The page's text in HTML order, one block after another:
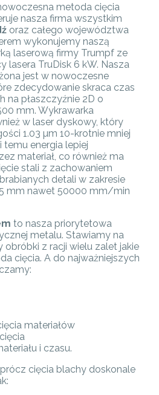
metoda cięcia
nasza firma wszystkim
oraz całego województwa
wykonujemy naszą
laserową firmy Trumpf ze
lasera TruDisk 6 kW. Nasza
jest w nowoczesne
zdecydowanie skraca czas
na płaszczyźnie 2D o
mm. Wykrawarka
w laser dyskowy, który
1.03 µm 10-krotnie mniej
temu energia lepiej
materiał, co również ma
stali z zachowaniem
detali w zakresie
mm nawet 50000 mm/min
to nasza priorytetowa
metalu. Stawiamy na
z racji wielu zalet jakie
cięcia. A do najważniejszych
materiałów
i czasu.
cięcia blachy doskonale